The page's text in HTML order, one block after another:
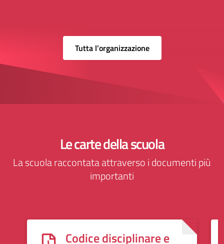
Tutta l’organizzazione
Le carte della scuola
La scuola raccontata attraverso i documenti più
importanti
Codice disciplinare e